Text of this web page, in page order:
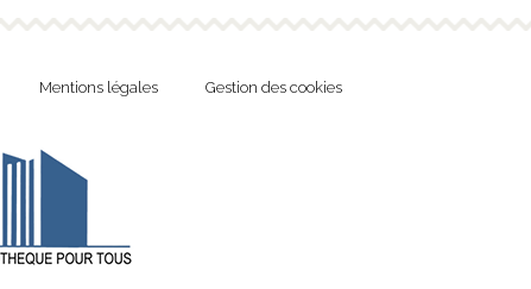
Mentions légales Gestion des cookies